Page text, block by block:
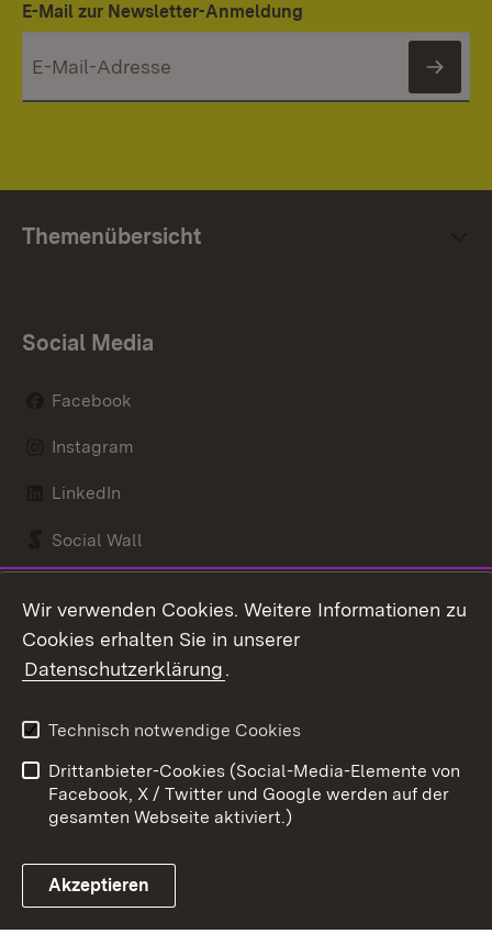
E-Mail zur Newsletter-Anmeldung
Themenübersicht
Social Media
Facebook
Instagram
LinkedIn
Social Wall
Link zum Landesportal
Kontakt
Barrierefreiheit
Impressum
Cookies
Wir verwenden Cookies. Weitere Informationen zu
Cookies erhalten Sie in unserer
Datenschutzerklärung.
Technisch notwendige Cookies
Drittanbieter-Cookies (Social-Media-Elemente von
Facebook, X / Twitter und Google werden auf der
gesamten Webseite aktiviert.)
Akzeptieren